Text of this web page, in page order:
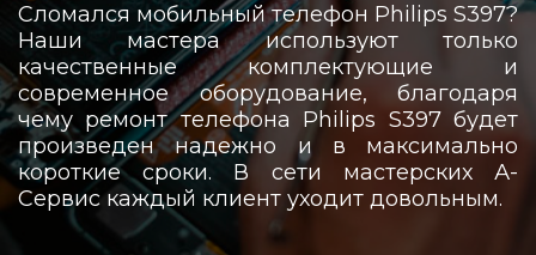
Сломался мобильный телефон Philips S397?
Наши мастера используют только
качественные комплектующие и
современное оборудование, благодаря
чему ремонт телефона Philips S397 будет
произведен надежно и в максимально
короткие сроки. В сети мастерских А-
Сервис каждый клиент уходит довольным.